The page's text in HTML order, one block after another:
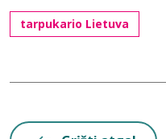
tarpukario Lietuva